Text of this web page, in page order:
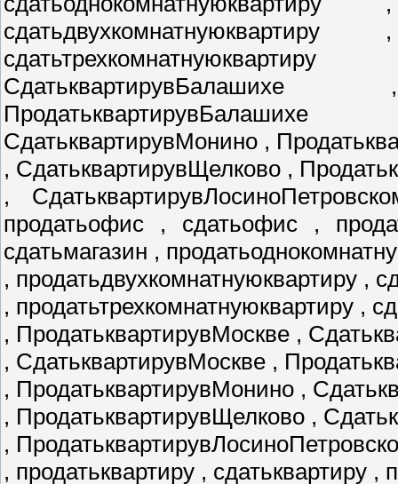
СдатьквартирувМонино ,
, СдатьквартирувЩелково ,
,
продатьофис , сдатьофис ,
сдатьмагазин ,
, продатьдвухкомнатнуюквартиру ,
, продатьтрехкомнатнуюквартиру ,
, ПродатьквартирувМоскве ,
, СдатьквартирувМоскве ,
, ПродатьквартирувМонино ,
, ПродатьквартирувЩелково ,
,
, продатьквартиру , сдатьквартиру